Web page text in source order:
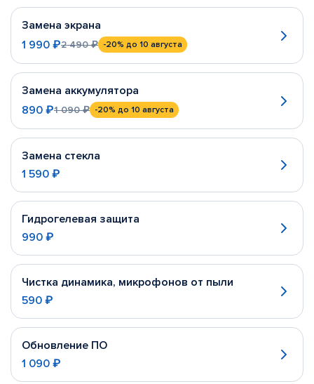
Замена экрана
1 990 ₽2 490 ₽ -20% до 10 августа
Замена аккумулятора
890 ₽1 090 ₽ -20% до 10 августа
Замена стекла
1 590 ₽
Гидрогелевая защита
990 ₽
Чистка динамика, микрофонов от пыли
590 ₽
Обновление ПО
1 090 ₽